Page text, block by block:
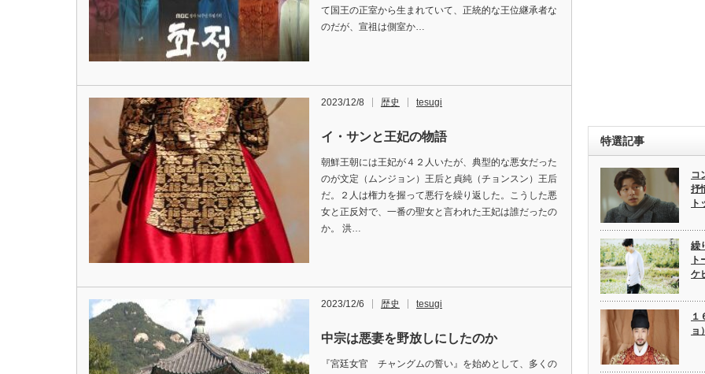
て国王の正室から生まれていて、正統的な王位継承者な
のだが、宣祖は側室か…
2023/12/8 歴史 tesugi
イ・サンと王妃の物語
朝鮮王朝には王妃が４２人いたが、典型的な悪女だった
のが文定（ムンジョン）王后と貞純（チョンスン）王后
だ。２人は権力を握って悪行を繰り返した。こうした悪
女と正反対で、一番の聖女と言われた王妃は誰だったの
か。 洪…
2023/12/6 歴史 tesugi
中宗は悪妻を野放しにしたのか
『宮廷女官 チャングムの誓い』を始めとして、多くの
特選記事
コ
抒
繰
ケ
１
ョ